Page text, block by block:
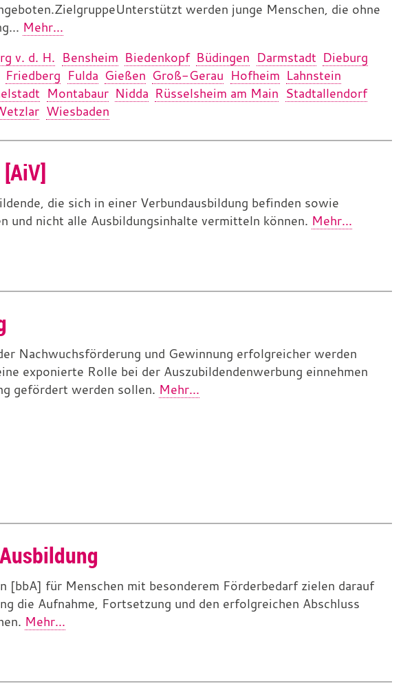
werden junge Menschen, die ohne
Mehr...
v. d. H. Bensheim Biedenkopf Büdingen Darmstadt Dieburg
Friedberg Fulda Gießen Groß-Gerau Hofheim Lahnstein
Montabaur Nidda Rüsselsheim am Main Stadtallendorf
Wiesbaden
die sich in einer Verbundausbildung befinden sowie
und nicht alle Ausbildungsinhalte vermitteln können. Mehr...
Nachwuchsförderung und Gewinnung erfolgreicher werden
exponierte Rolle bei der Auszubildendenwerbung einnehmen
gefördert werden sollen. Mehr...
[bbA] für Menschen mit besonderem Förderbedarf zielen darauf
die Aufnahme, Fortsetzung und den erfolgreichen Abschluss
Mehr...